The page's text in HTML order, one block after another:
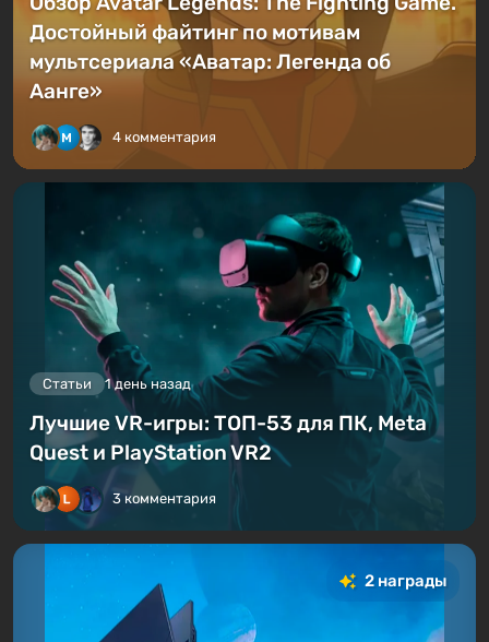
Достойный файтинг по мотивам
мультсериала «Аватар: Легенда об
Аанге»
4 комментария
Статьи 1 день назад
Лучшие VR-игры: ТОП-53 для ПК, Meta
Quest и PlayStation VR2
3 комментария
2 награды